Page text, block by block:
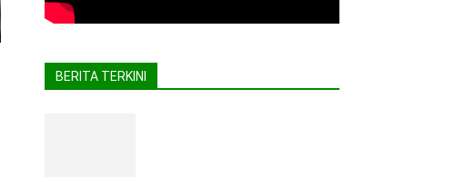
BERITA TERKINI